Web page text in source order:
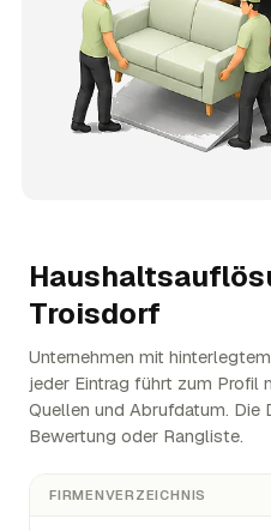
Troisdorf
Unternehmen mit
jeder Eintrag führt zum Profil
Quellen und Abrufdatum. Die
Bewertung oder Rangliste.
FIRMENVERZEICHNIS